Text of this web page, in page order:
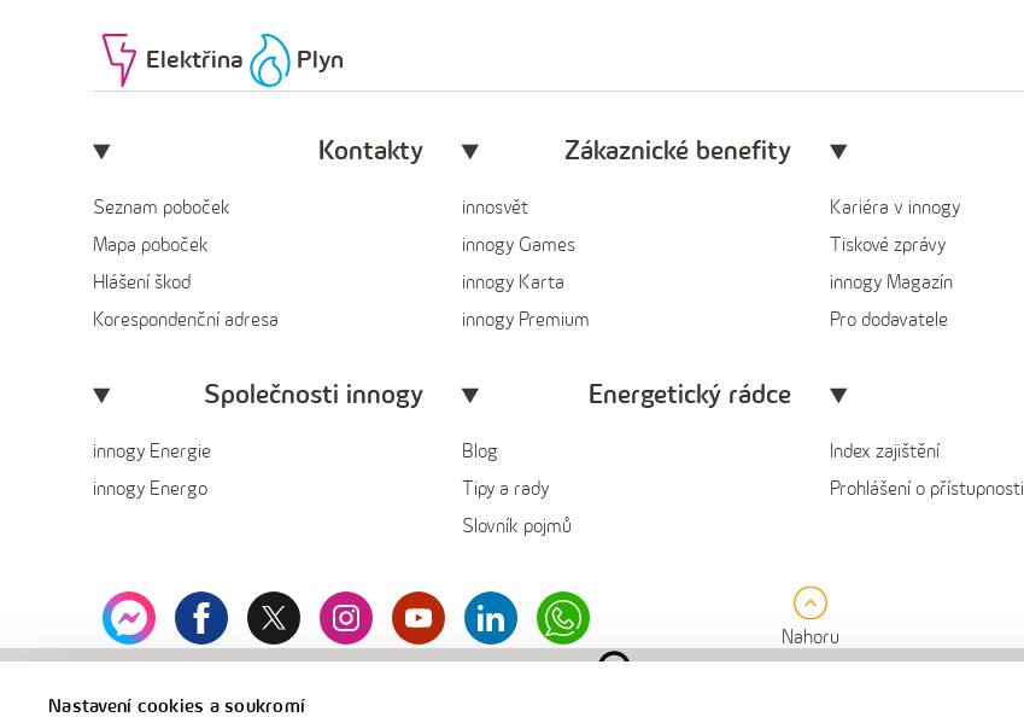
Nastavení cookies a soukromí
Elektřina Plyn
Kontakty
Seznam poboček
Mapa poboček
Hlášení škod
Korespondenční adresa
Zákaznické benefity
innosvět
innogy Games
innogy Karta
innogy Premium
Kariéra v innogy
Tiskové zprávy
innogy Magazín
Pro dodavatele
Společnosti innogy
innogy Energie
innogy Energo
Energetický rádce
Blog
Tipy a rady
Slovník pojmů
Index zajištění
Prohlášení o přístupnosti
messengerfacebook
x
innogy
instagramyoutubeLinkedinWhatsapp
Nahoru